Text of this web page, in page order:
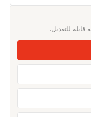
للتعديل.